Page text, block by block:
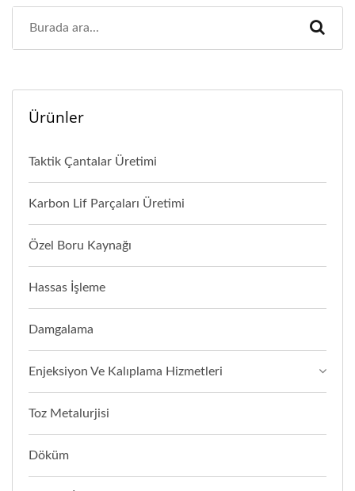
Ürünler
Taktik Çantalar Üretimi
Karbon Lif Parçaları Üretimi
Özel Boru Kaynağı
Hassas İşleme
Damgalama
Enjeksiyon Ve Kalıplama Hizmetleri
Toz Metalurjisi
Döküm